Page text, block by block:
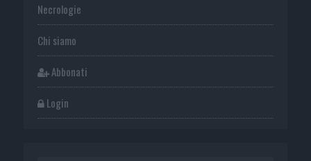
Necrologie
Chi siamo
Abbonati
Login